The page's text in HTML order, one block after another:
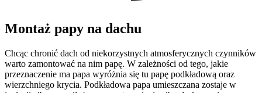
Montaż papy na dachu
Chcąc chronić dach od niekorzystnych atmosferycznych czynników
warto zamontować na nim papę. W zależności od tego, jakie
przeznaczenie ma papa wyróżnia się tu papę podkładową oraz
wierzchniego krycia. Podkładowa papa umieszczana zostaje w